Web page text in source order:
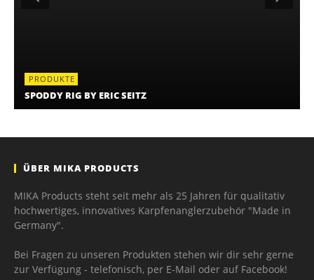
PRODUKTE
SPODDY RIG BY ERIC SEITZ
ÜBER MIKA PRODUCTS
MIKA Products steht seit mehr als 25 Jahren für qualitativ
hochwertiges, innovatives Karpfenanglerzubehör "Made in
Germany".
Bei Fragen zu unseren Produkten stehen wir dir sehr gerne
zur Verfügung - telefonisch, per E-Mail oder auf Facebook!